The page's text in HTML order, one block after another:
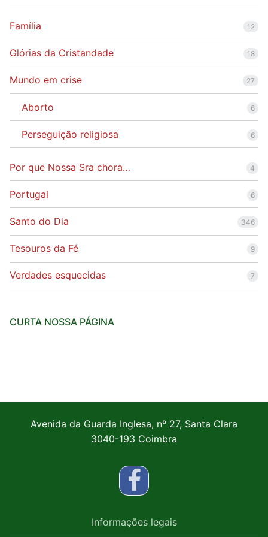
Família 12
Glórias da Cristandade 18
Mundo em crise 27
Aborto 6
Perseguição religiosa 6
Por que Nossa Sra chora… 4
Portugal 6
Santo do Dia 346
Tesouros da Fé 9
Verdades esquecidas 7
CURTA NOSSA PÁGINA
Avenida da Guarda Inglesa, nº 27, Santa Clara
3040-193 Coimbra
Informações legais